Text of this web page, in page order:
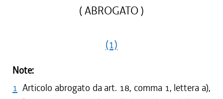
( ABROGATO )
(1)
Note:
1 Articolo abrogato da art. 18, comma 1, lettera a),